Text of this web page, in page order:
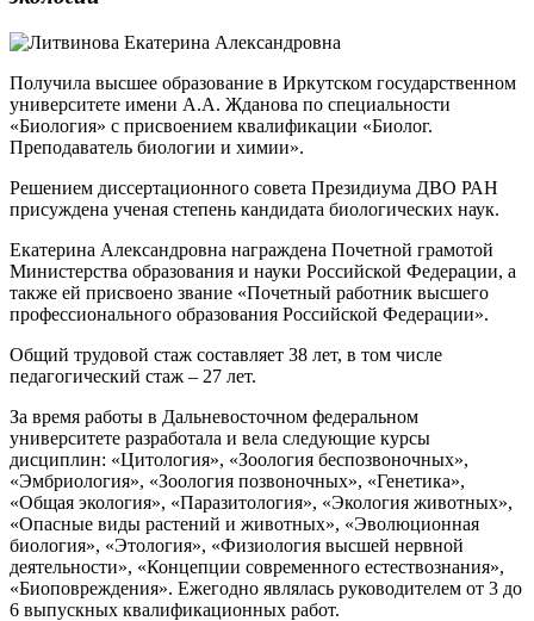
Получила высшее образование в Иркутском государственном
университете имени А.А. Жданова по специальности
«Биология» с присвоением квалификации «Биолог.
Преподаватель биологии и химии».
Решением диссертационного совета Президиума ДВО РАН
присуждена ученая степень кандидата биологических наук.
Екатерина Александровна награждена Почетной грамотой
Министерства образования и науки Российской Федерации, а
также ей присвоено звание «Почетный работник высшего
профессионального образования Российской Федерации».
Общий трудовой стаж составляет 38 лет, в том числе
педагогический стаж – 27 лет.
За время работы в Дальневосточном федеральном
университете разработала и вела следующие курсы
дисциплин: «Цитология», «Зоология беспозвоночных»,
«Эмбриология», «Зоология позвоночных», «Генетика»,
«Общая экология», «Паразитология», «Экология животных»,
«Опасные виды растений и животных», «Эволюционная
биология», «Этология», «Физиология высшей нервной
деятельности», «Концепции современного естествознания»,
«Биоповреждения». Ежегодно являлась руководителем от 3 до
6 выпускных квалификационных работ.